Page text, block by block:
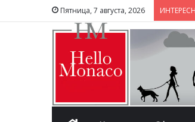
Пятница, 7 августа, 2026